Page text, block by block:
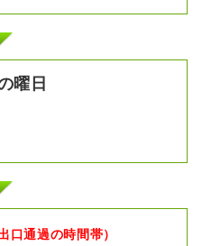
曜日
出口通過の時間帯）